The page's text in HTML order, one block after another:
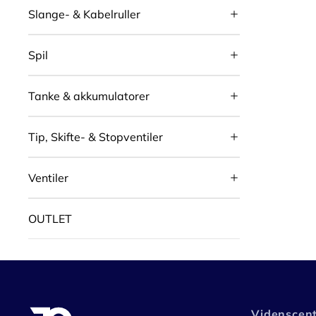
Slange- & Kabelruller
Spil
Tanke & akkumulatorer
Tip, Skifte- & Stopventiler
Ventiler
OUTLET